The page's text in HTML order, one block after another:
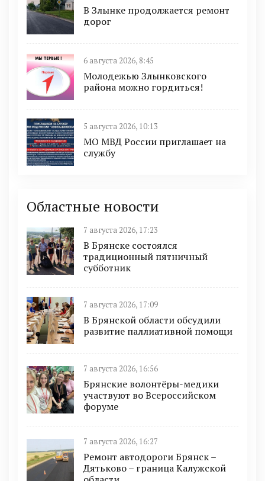
В Злынке продолжается ремонт
дорог
6 августа 2026, 8:45
Молодежью Злынковского
района можно гордиться!
5 августа 2026, 10:13
МО МВД России приглашает на
службу
Областные новости
7 августа 2026, 17:23
В Брянске состоялся
традиционный пятничный
субботник
7 августа 2026, 17:09
В Брянской области обсудили
развитие паллиативной помощи
7 августа 2026, 16:56
Брянские волонтёры-медики
участвуют во Всероссийском
форуме
7 августа 2026, 16:27
Ремонт автодороги Брянск –
Дятьково – граница Калужской